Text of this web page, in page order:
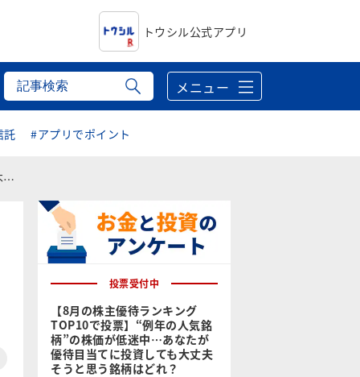
トウシル公式アプリ
メニュー
託 #アプリでポイント
投票受付中
【8月の株主優待ランキング
TOP10で投票】“例年の人気銘
柄”の株価が低迷中…あなたが
優待目当てに投資しても大丈夫
そうと思う銘柄はどれ？